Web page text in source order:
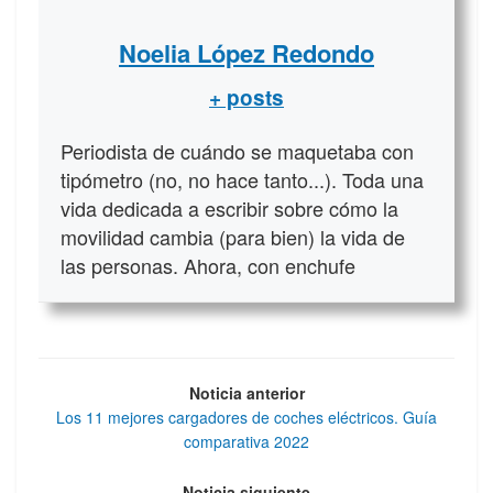
Noelia López Redondo
+ posts
Periodista de cuándo se maquetaba con
tipómetro (no, no hace tanto...). Toda una
vida dedicada a escribir sobre cómo la
movilidad cambia (para bien) la vida de
las personas. Ahora, con enchufe
Noticia anterior
Los 11 mejores cargadores de coches eléctricos. Guía
comparativa 2022